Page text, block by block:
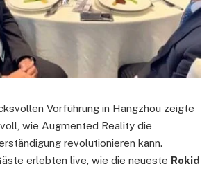
Vorführung in Hangzhou zeigte
wie Augmented Reality die
revolutionieren kann.
erlebten live, wie die neueste Rokid